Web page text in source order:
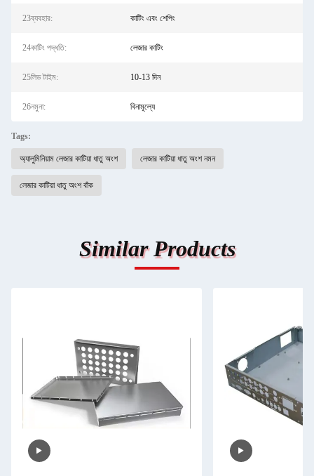
23ব্যবহার: কাটিং এবং শেপিং
24কাটিং পদ্ধতি: লেজার কাটিং
25লিড টাইম: 10-13 দিন
26নমুনা: বিনামূল্যে
Tags:
অ্যালুমিনিয়াম লেজার কাটিয়া ধাতু অংশ লেজার কাটিয়া ধাতু অংশ নমন
লেজার কাটিয়া ধাতু অংশ বাঁক
Similar Products